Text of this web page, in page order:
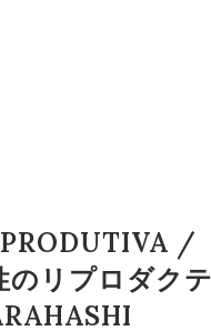
/
のリプロダクテ